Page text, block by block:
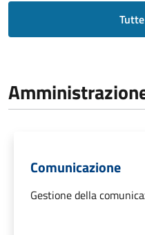
Comunicazione
Gestione della